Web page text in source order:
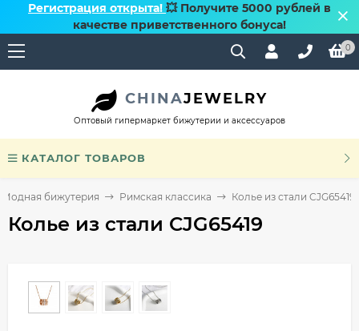
Регистрация открыта! 💥 Получите 5000 рублей в
качестве приветственного бонуса!
0
CHINAJEWELRY
Оптовый гипермаркет бижутерии и аксессуаров
КАТАЛОГ ТОВАРОВ
Модная бижутерия Римская классика Колье из стали CJG65419
Колье из стали CJG65419